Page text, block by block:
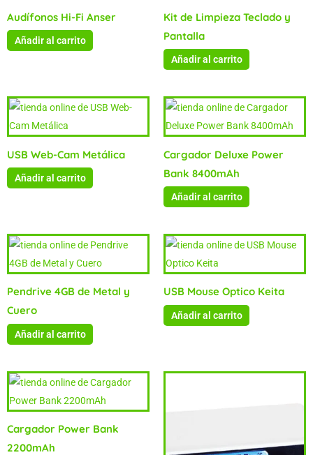
Audífonos Hi-Fi Anser
Añadir al carrito
Kit de Limpieza Teclado y
Pantalla
Añadir al carrito
USB Web-Cam Metálica
Añadir al carrito
Cargador Deluxe Power
Bank 8400mAh
Añadir al carrito
Pendrive 4GB de Metal y
Cuero
Añadir al carrito
USB Mouse Optico Keita
Añadir al carrito
Cargador Power Bank
2200mAh